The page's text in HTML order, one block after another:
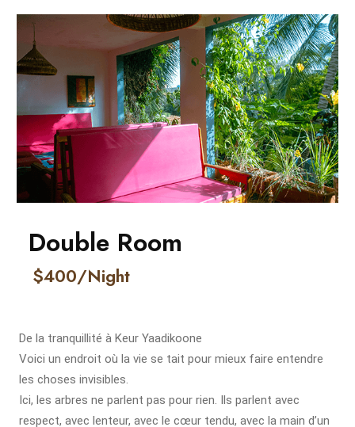
Double Room
$400/Night
De la tranquillité à Keur Yaadikoone
Voici un endroit où la vie se tait pour mieux faire entendre
les choses invisibles.
Ici, les arbres ne parlent pas pour rien. Ils parlent avec
respect, avec lenteur, avec le cœur tendu, avec la main d’un